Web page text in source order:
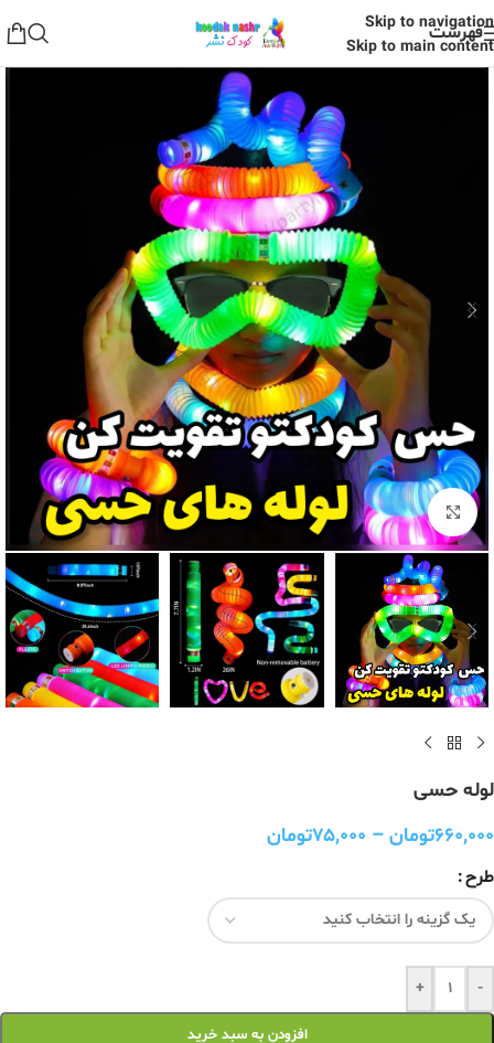
Skip to navigation
Skip to main content
فهرست
برای بزرگنمایی کلیک کنید
لوله حسی
۶۶۰,۰۰۰تومان – ۷۵,۰۰۰تومان
طرح
-
+
افزودن به سبد خرید